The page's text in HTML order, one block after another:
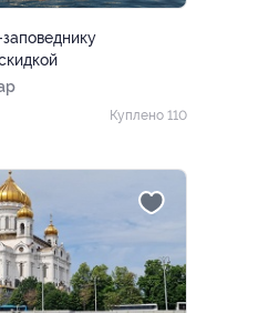
Куплено 110